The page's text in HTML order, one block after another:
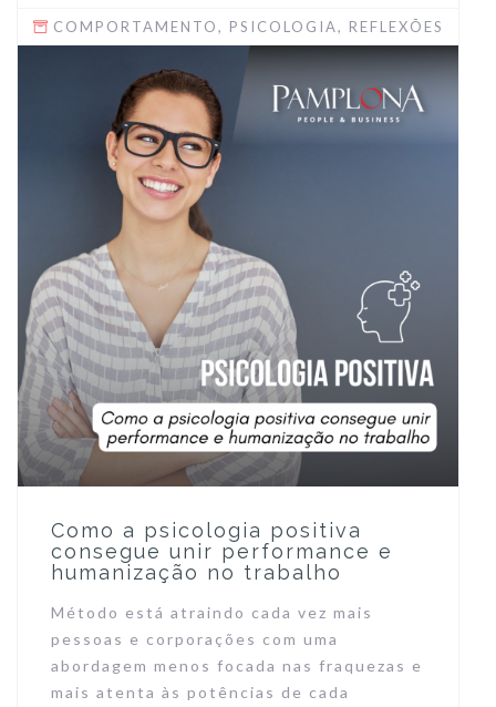
COMPORTAMENTO, PSICOLOGIA, REFLEXÕES
Como a psicologia positiva
consegue unir performance e
humanização no trabalho
Método está atraindo cada vez mais
pessoas e corporações com uma
abordagem menos focada nas fraquezas e
mais atenta às potências de cada